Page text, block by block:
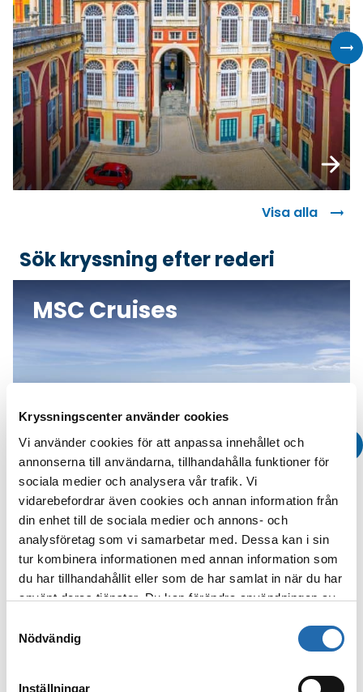
Kryssningscenter använder cookies
Vi använder cookies för att anpassa innehållet och
annonserna till användarna, tillhandahålla funktioner för
sociala medier och analysera vår trafik. Vi
vidarebefordrar även cookies och annan information från
din enhet till de sociala medier och annons- och
analysföretag som vi samarbetar med. Dessa kan i sin
tur kombinera informationen med annan information som
du har tillhandahållit eller som de har samlat in när du har
använt deras tjänster. Du kan förändra användningen av
frånInformation om kakor (cookies)
-länken i nedre
Nödvändig
Inställningar
Boka
Visa alla
Sök kryssning efter rederi
MSC Cruises
Boka